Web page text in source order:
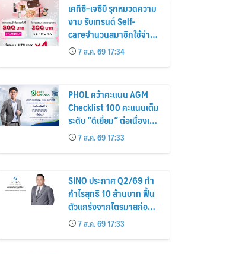
เคทีซี–เจซีบี รุกหมวดความ
งาม รับเทรนด์ Self-
careจำนวนสมาชิกใช้จ่าย
หมวดเครื่องสำอางเพิ่ม
26%
7 ส.ค. 69 17:34
PHOL คว้าคะแนน AGM
Checklist 100 คะแนนเต็ม
ระดับ “ดีเยี่ยม” ต่อเนื่องเป็น
ปีที่ 7 ตอกย้ำการดำเนิน
ธุรกิจตามหลักธรรมาภิบาล
โปร่งใส สร้างความเชื่อมั่นผู้
7 ส.ค. 69 17:33
SINO ประกาศ Q2/69 ทำ
กำไรสุทธิ 10 ล้านบาท ฟื้น
ตัวแกร่งจากไตรมาสก่อน
เตรียมจ่ายปันผลระหว่าง
กาล 0.014423 บาทต่อหุ้น
ครึ่งปีหลังมุ่งเติบโตต่อเนื่อง
7 ส.ค. 69 17:33